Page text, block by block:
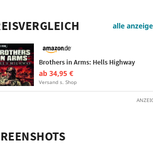
alle
Brothers in Arms: Hells Highway
ab 34,95 €
Versand s. Shop